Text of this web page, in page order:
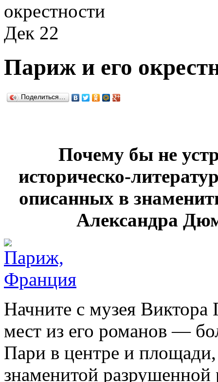
окрестности
Дек 22
Париж и его
Поделиться…
Почему бы не
историческо-
описанных в
Александра
Начните с музея
мест из его романов —
Пари в центре и площади,
знаменитой